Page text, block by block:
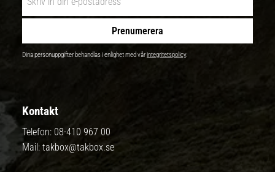
Prenumerera
Dina personuppgifter behandlas i enlighet med vårintegritetspolicy.
Kontakt
Telefon: 08-410 967 00
Mail: takbox@takbox.se